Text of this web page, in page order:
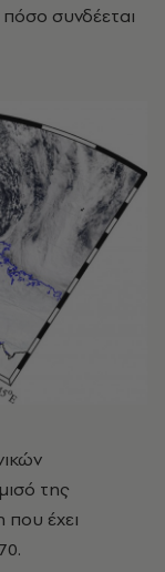
συνδέεται
της
έχει